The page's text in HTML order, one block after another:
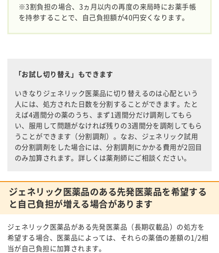
※3割負担の場合、3ヵ月以内の再度の来局時にお薬手帳
を持参することで、自己負担額が40円安くなります。
「お試し切り替え」もできます
いきなりジェネリック医薬品に切り替えるのは心配という
人には、処方された日数を分割することができます。たと
えば4週間分の薬のうち、まず1週間分だけ調剤してもら
い、服用して問題がなければ残りの3週間分を調剤してもら
うことができます（分割調剤）。なお、ジェネリック試用
の分割調剤をした場合には、分割調剤にかかる費用が2回目
のみ加算されます。詳しくは薬剤師にご相談ください。
ジェネリック医薬品のある先発医薬品を希望する
と自己負担が増える場合があります
ジェネリック医薬品がある先発医薬品（長期収載品）の処方を
希望する場合、医薬品によっては、それらの薬価の差額の1/2相
当が自己負担に加算されます。